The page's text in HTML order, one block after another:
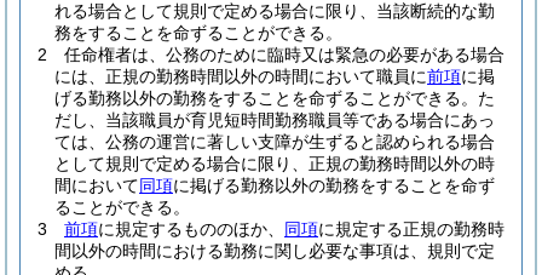
れる場合として規則で定める場合に限り、当該断続的な勤
務をすることを命ずることができる。
2
任命権者は、公務のために臨時又は緊急の必要がある場合
には、正規の勤務時間以外の時間において職員に前項に掲
げる勤務以外の勤務をすることを命ずることができる。 た
だし、当該職員が育児短時間勤務職員等である場合にあっ
ては、公務の運営に著しい支障が生ずると認められる場合
として規則で定める場合に限り、正規の勤務時間以外の時
間において同項に掲げる勤務以外の勤務をすることを命ず
ることができる。
3
前項に規定するもののほか、 同項に規定する正規の勤務時
間以外の時間における勤務に関し必要な事項は、規則で定